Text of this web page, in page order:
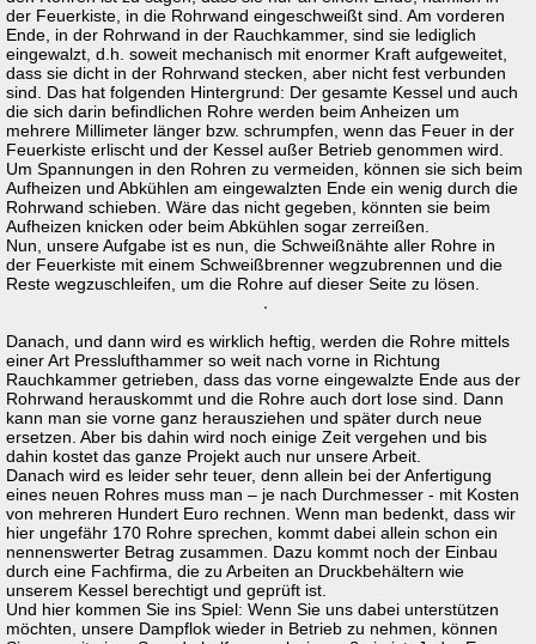
der Feuerkiste, in die Rohrwand eingeschweißt sind. Am vorderen
Ende, in der Rohrwand in der Rauchkammer, sind sie lediglich
eingewalzt, d.h. soweit mechanisch mit enormer Kraft aufgeweitet,
dass sie dicht in der Rohrwand stecken, aber nicht fest verbunden
sind. Das hat folgenden Hintergrund: Der gesamte Kessel und auch
die sich darin befindlichen Rohre werden beim Anheizen um
mehrere Millimeter länger bzw. schrumpfen, wenn das Feuer in der
Feuerkiste erlischt und der Kessel außer Betrieb genommen wird.
Um Spannungen in den Rohren zu vermeiden, können sie sich beim
Aufheizen und Abkühlen am eingewalzten Ende ein wenig durch die
Rohrwand schieben. Wäre das nicht gegeben, könnten sie beim
Aufheizen knicken oder beim Abkühlen sogar zerreißen.
Nun, unsere Aufgabe ist es nun, die Schweißnähte aller Rohre in
der Feuerkiste mit einem Schweißbrenner wegzubrennen und die
Reste wegzuschleifen, um die Rohre auf dieser Seite zu lösen.
Danach, und dann wird es wirklich heftig, werden die Rohre mittels
einer Art Presslufthammer so weit nach vorne in Richtung
Rauchkammer getrieben, dass das vorne eingewalzte Ende aus der
Rohrwand herauskommt und die Rohre auch dort lose sind. Dann
kann man sie vorne ganz herausziehen und später durch neue
ersetzen. Aber bis dahin wird noch einige Zeit vergehen und bis
dahin kostet das ganze Projekt auch nur unsere Arbeit.
Danach wird es leider sehr teuer, denn allein bei der Anfertigung
eines neuen Rohres muss man – je nach Durchmesser - mit Kosten
von mehreren Hundert Euro rechnen. Wenn man bedenkt, dass wir
hier ungefähr 170 Rohre sprechen, kommt dabei allein schon ein
nennenswerter Betrag zusammen. Dazu kommt noch der Einbau
durch eine Fachfirma, die zu Arbeiten an Druckbehältern wie
unserem Kessel berechtigt und geprüft ist.
Und hier kommen Sie ins Spiel: Wenn Sie uns dabei unterstützen
möchten, unsere Dampflok wieder in Betrieb zu nehmen, können